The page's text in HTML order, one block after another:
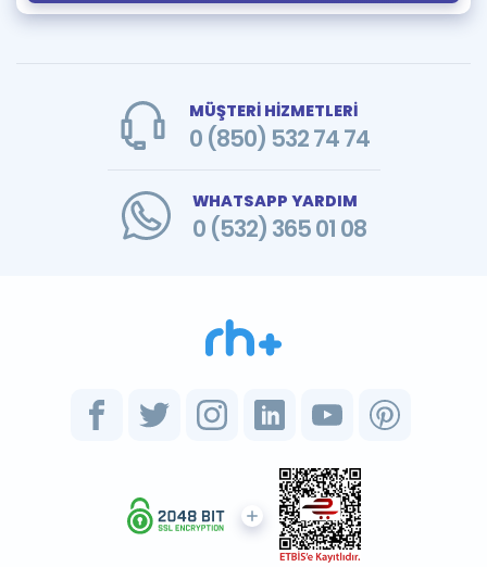
MÜŞTERİ HİZMETLERİ
0 (850) 532 74 74
WHATSAPP YARDIM
0 (532) 365 01 08